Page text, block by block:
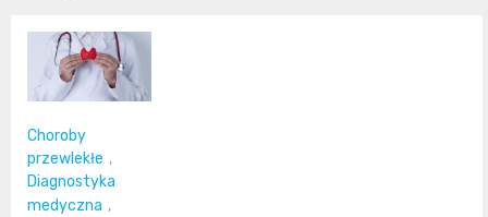
Choroby
przewlekłe ,
Diagnostyka
medyczna ,